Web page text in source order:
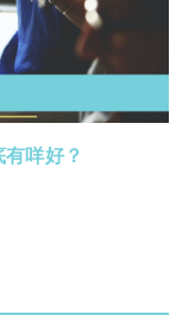
有咩好？